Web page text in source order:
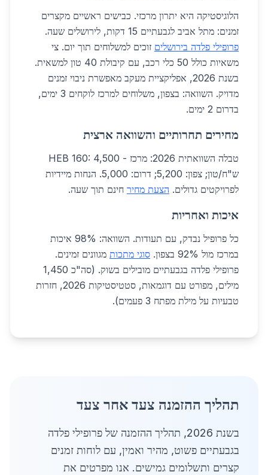
הלוגיסטיקה היא יתרון מרכזי. כבישים ראשיים מקצרים
זמנים: מתל אביב לגבעתיים 15 דקות, לירושלים שעה.
פרופילי פלדה בירושלים זוכים למשלוחים תוך יום. צי
משאיות כולל 50 כלי רכב, עם קיבולת 40 טון למשאית.
בשנת 2026, אפליקציית מעקב מאפשרת ניבוי זמנים
מדויק. השוואה: בצפון, משלוחים למרכז לוקחים 3 ימים,
בדרום 2 ימים.
מחירים תחרותיים והשוואה ארצית
טבלה השוואתית 2026: מרכז - HEB 160: 4,500
ש"ח/טון; צפון: 5,200; דרום: 5,000. הנחות מיידיות
לפרויקטים גדולים. הצעת מחיר חינם תוך שעה.
איכות ואחריות
כל פרופיל נבדק, עם תעודות. השוואה: 98% איכות
במרכז מול 92% בצפון.
סוגי מתכות מגוונים זמינים.
פרופילי פלדה בגבעתיים מובילים בשוק. (סה"כ 1,450
מילים, מפורט עם דוגמאות, סטטיסטיקות 2026, חזרות
טבעיות על מילת מפתח 3 פעמים).
תהליך ההזמנה צעד אחר צעד
בשנת 2026, תהליך ההזמנה של פרופילי פלדה
בגבעתיים פשוט, מהיר ואמין, עם לוחות זמנים
קצרים ותשלומים גמישים. אנו מפרטים את